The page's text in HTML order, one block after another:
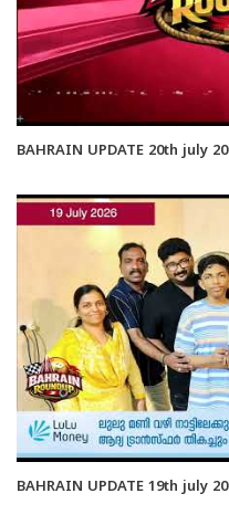
BAHRAIN UPDATE 20th july
BAHRAIN UPDATE 19th july